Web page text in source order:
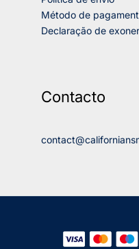
Método de
Declaração de
Contacto